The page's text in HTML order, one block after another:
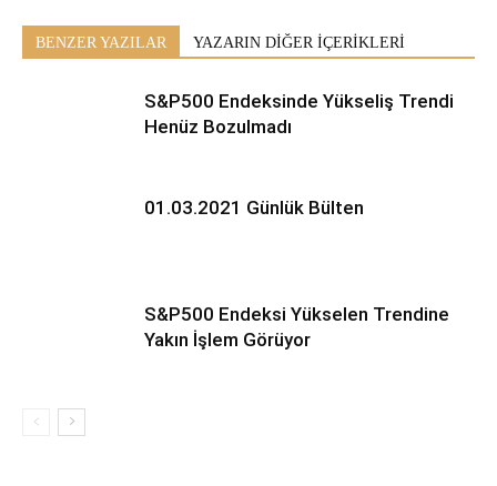
BENZER YAZILAR YAZARIN DİĞER İÇERİKLERİ
S&P500 Endeksinde Yükseliş Trendi
Henüz Bozulmadı
01.03.2021 Günlük Bülten
S&P500 Endeksi Yükselen Trendine
Yakın İşlem Görüyor